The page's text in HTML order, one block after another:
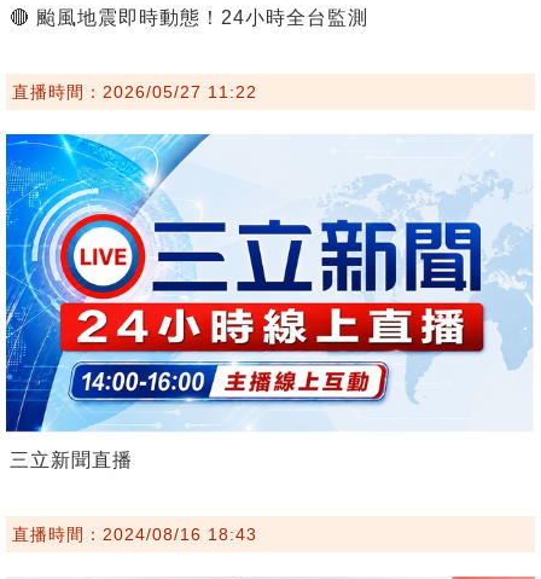
🔴 颱風地震即時動態！24小時全台監測
直播時間：2026/05/27 11:22
三立新聞直播
直播時間：2024/08/16 18:43